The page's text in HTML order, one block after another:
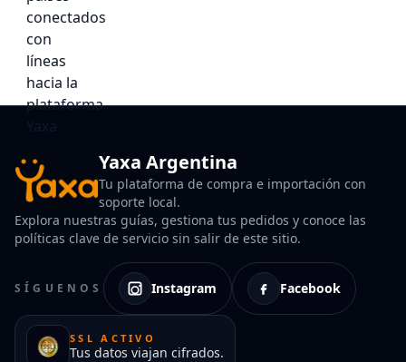
Yaxa Argentina
Tu plataforma de compra e importación con
soporte local.
Explora nuestras guías, gestiona tus pedidos y conoce las
políticas clave de servicio sin salir de este sitio.
SÍGUENOS Instagram Facebook
SSL ACTIVO
Tus datos viajan cifrados.